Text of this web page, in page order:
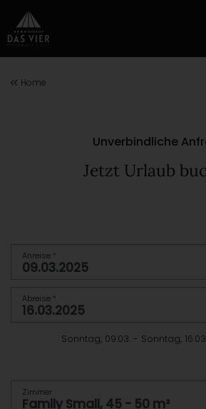
Home
Unverbindliche
Jetzt Urlaub
Anreise *
Abreise *
Sonntag, 09.03. - Sonntag, 16.03.
Zimmer